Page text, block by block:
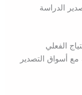
الدراسة
الفعلي
أسواق التصدير